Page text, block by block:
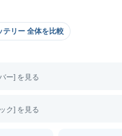
テリー 全体を比較
ー] を見る
ク] を見る